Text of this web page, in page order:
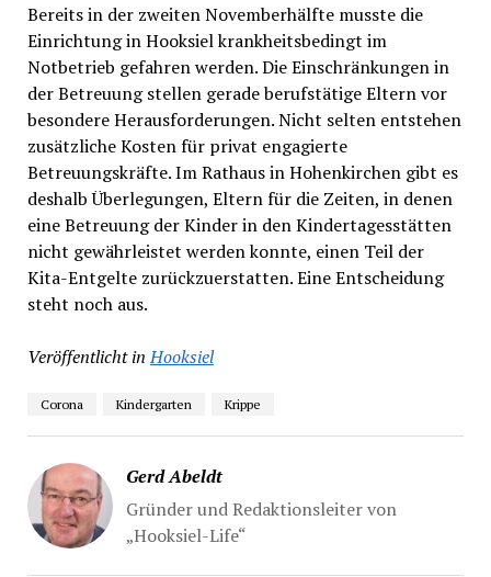
Bereits in der zweiten Novemberhälfte musste die
Einrichtung in Hooksiel krankheitsbedingt im
Notbetrieb gefahren werden. Die Einschränkungen in
der Betreuung stellen gerade berufstätige Eltern vor
besondere Herausforderungen. Nicht selten entstehen
zusätzliche Kosten für privat engagierte
Betreuungskräfte. Im Rathaus in Hohenkirchen gibt es
deshalb Überlegungen, Eltern für die Zeiten, in denen
eine Betreuung der Kinder in den Kindertagesstätten
nicht gewährleistet werden konnte, einen Teil der
Kita-Entgelte zurückzuerstatten. Eine Entscheidung
steht noch aus.
Veröffentlicht in Hooksiel
Corona Kindergarten Krippe
Gerd Abeldt
Gründer und Redaktionsleiter von
„Hooksiel-Life“